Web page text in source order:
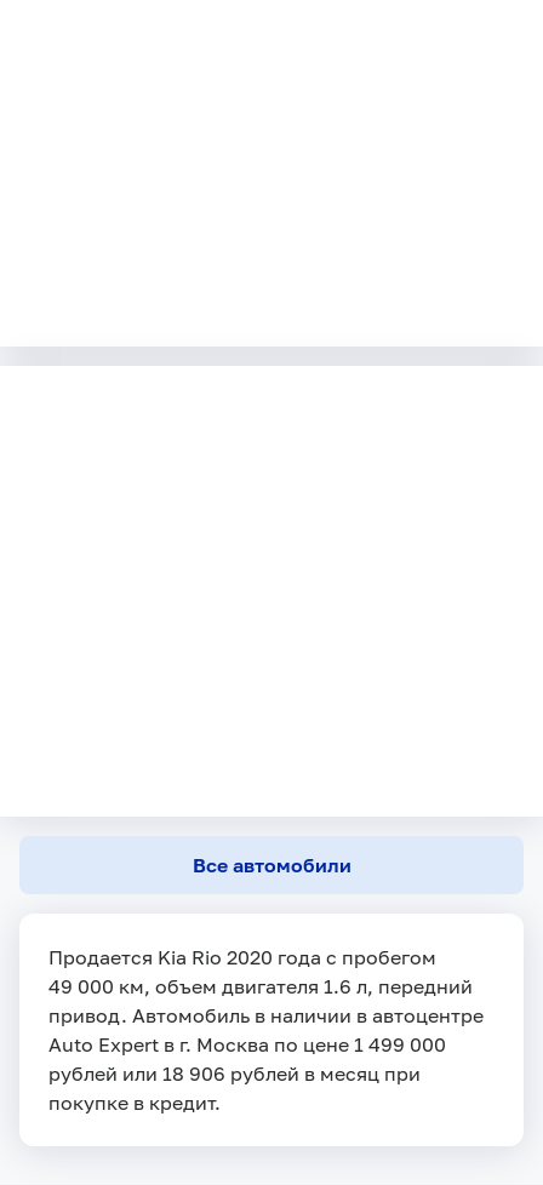
Все автомобили
Продается Kia Rio 2020 года с пробегом
49 000 км, объем двигателя 1.6 л, передний
привод. Автомобиль в наличии в автоцентре
Auto Expert в г. Москва по цене 1 499 000
рублей или 18 906 рублей в месяц при
покупке в кредит.